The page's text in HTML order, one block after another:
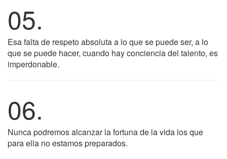
05.
Esa falta de respeto absoluta a lo que se puede ser, a lo
que se puede hacer, cuando hay conciencia del talento, es
imperdonable.
06.
Nunca podremos alcanzar la fortuna de la vida los que
para ella no estamos preparados.